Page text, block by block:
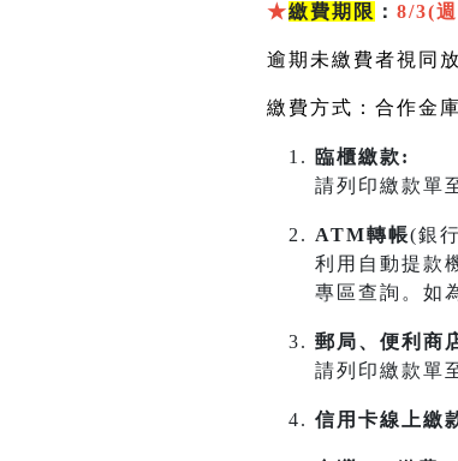
★繳費期限 ： 8/3(
逾期未繳費者視同
繳費方式：合作金
臨櫃繳款:
請列印繳款單
ATM轉帳(銀
利用自動提款
專區查詢。如
郵局、便利商
請列印繳款單
信用卡線上繳